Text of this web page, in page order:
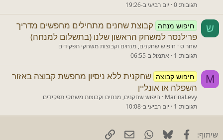
תגובות 0 יום רביעי ב-19:26
ש חיפוש מנחה קבוצת שחנים מתחילים מחפשים מדריך
פרילנסר למשחק הראשון שלנו (בתשלום למנחה)
שחר ס חיפוש שחקנים, מנחים וקבוצות משחקי תפקידים
תגובות 1 אתמול ב-06:55
M חיפוש קבוצה שחקנית ללא ניסיון מחפשת קבוצה באזור
השפלה או אונליין
MarinaLevy
חיפוש שחקנים, מנחים וקבוצות משחקי תפקידים
תגובות 1 יום רביעי ב-10:08
שיתוף: Facebook
Bluesky
WhatsApp
דוא"ל קישור